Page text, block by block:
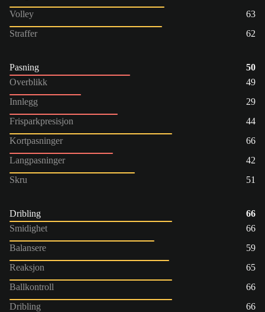
Volley
63
Straffer
62
Pasning
50
Overblikk
49
Innlegg
29
Frisparkpresisjon
44
Kortpasninger
66
Langpasninger
42
Skru
51
Dribling
66
Smidighet
66
Balansere
59
Reaksjon
65
Ballkontroll
66
Dribling
66